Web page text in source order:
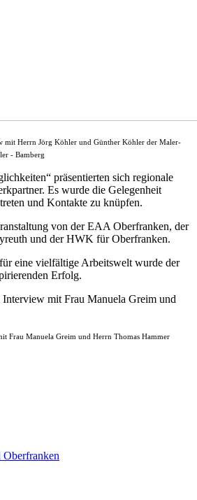
mit Herrn Jörg Köhler und Günther Köhler der Maler-
- Bamberg
präsentierten sich regionale
Es wurde die Gelegenheit
und Kontakte zu knüpfen.
von der EAA Oberfranken, der
und der HWK für Oberfranken.
eine vielfältige Arbeitswelt wurde der
Erfolg.
Frau Manuela Greim und Herrn Thomas Hammer
Oberfranken